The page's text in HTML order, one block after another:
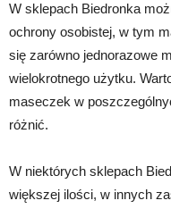
W sklepach Biedronka
ochrony osobistej, w tym
się zarówno jednorazowe
wielokrotnego użytku.
maseczek w
różnić.
W niektórych sklepach
większej ilości, w innych